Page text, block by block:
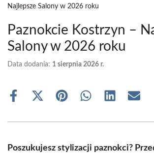
Najlepsze Salony w 2026 roku
Paznokcie Kostrzyn –
Salony w 2026 roku
Data dodania: 1 sierpnia 2026 r.
Share
Share
(Twitter)
Share Share Share Share
Poszukujesz stylizacji paznokci?